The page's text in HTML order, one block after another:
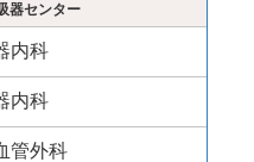
器センター
内科
内科
管外科